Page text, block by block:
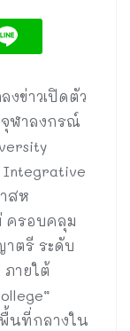
ข่าวเปิดตัว
ฬาลงกรณ์
Integrative
สห
ครอบคลุม
ตรี ระดับ
ายใต้
นที่กลางใน